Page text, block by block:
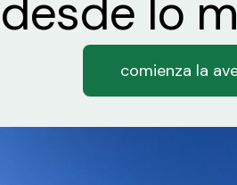
desde lo
comienza la